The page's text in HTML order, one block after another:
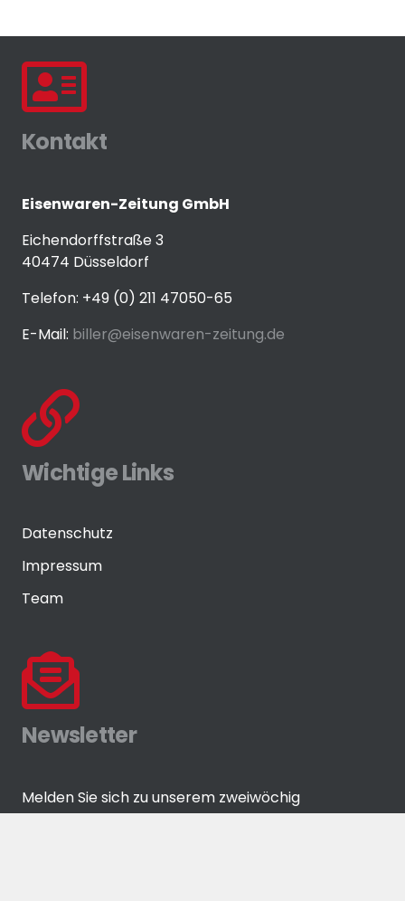
Kontakt
Eisenwaren-Zeitung GmbH
Eichendorffstraße 3
40474 Düsseldorf
Telefon: +49 (0) 211 47050-65
E-Mail: biller@eisenwaren-zeitung.de
Wichtige Links
Datenschutz
Impressum
Team
Newsletter
Melden Sie sich zu unserem zweiwöchig
erscheinenden Newsletter an!